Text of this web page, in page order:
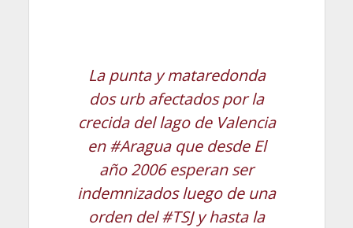
La punta y mataredonda
dos urb afectados por la
crecida del lago de Valencia
en#Araguaque desde El
año 2006 esperan ser
indemnizados luego de una
orden del#TSJy hasta la